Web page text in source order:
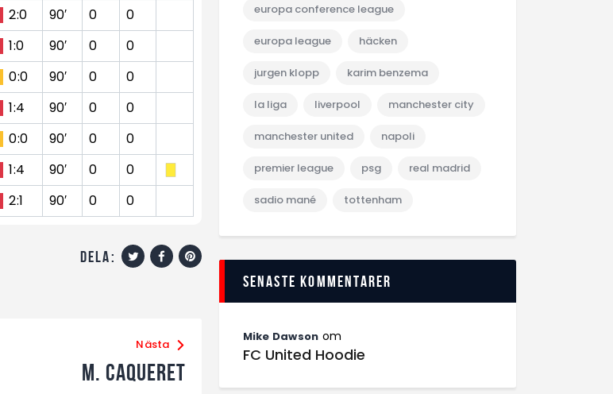
2:0 90′ 0
0
1:0 90′ 0
0
0:0 90′ 0
0
1:4 90′ 0
0
0:0 90′ 0
0
1:4 90′ 0
0
2:1 90′ 0 0
dela:
Nästa
M. Caqueret
europa conference league
europa league häcken
jurgen klopp karim benzema
la liga liverpool manchester city
manchester united napoli
premier league psg real madrid
sadio mané tottenham
Senaste kommentarer
Mike Dawson om
FC United Hoodie